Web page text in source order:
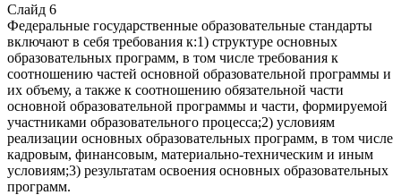
Слайд 6
Федеральные государственные образовательные стандарты
включают в себя требования к:1) структуре основных
образовательных программ, в том числе требования к
соотношению частей основной образовательной программы и
их объему, а также к соотношению обязательной части
основной образовательной программы и части, формируемой
участниками образовательного процесса;2) условиям
реализации основных образовательных программ, в том числе
кадровым, финансовым, материально-техническим и иным
условиям;3) результатам освоения основных образовательных
программ.